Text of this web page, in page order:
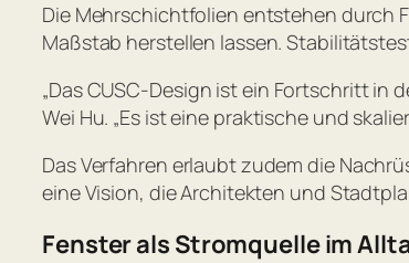
Die Mehrschichtfolien entstehen durch
Maßstab herstellen lassen.
„Das CUSC-Design ist ein Fortschritt in
Wei Hu. „Es ist eine praktische und
Das Verfahren erlaubt zudem die
eine Vision, die Architekten und
Fenster als Stromquelle im